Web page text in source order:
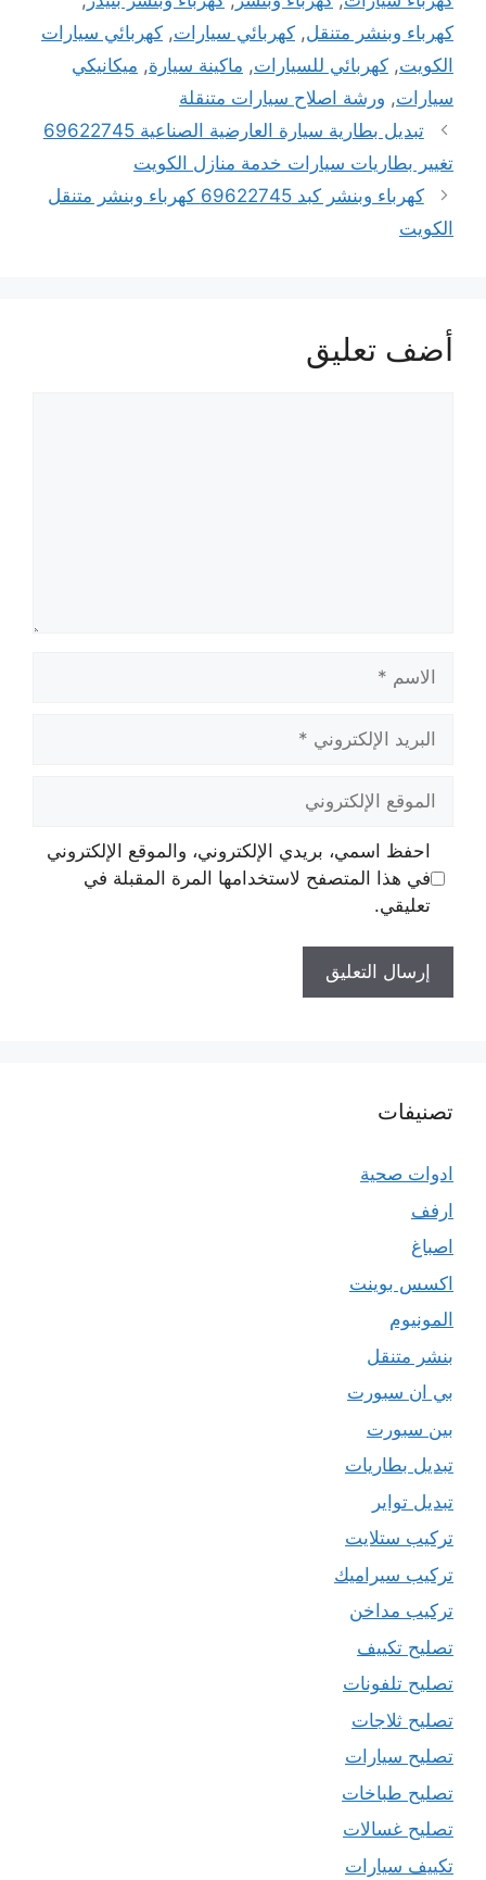
كهرباء وبنشر متنقل, كهربائي سيارات, كهربائي سيارات
الكويت, كهربائي للسيارات, ماكينة سيارة, ميكانيكي
سيارات, ورشة اصلاح سيارات متنقلة
تبديل بطارية سيارة العارضية الصناعية 69622745
تغيير بطاريات سيارات خدمة منازل الكويت
كهرباء وبنشر كبد 69622745 كهرباء وبنشر متنقل
الكويت
أضف تعليق
الإلكتروني
الإلكتروني
احفظ اسمي، بريدي الإلكتروني، والموقع الإلكتروني
في هذا المتصفح لاستخدامها المرة المقبلة في
تعليقي.
تصنيفات
ادوات صحية
ارفف
اصباغ
اكسس بوينت
المونيوم
بنشر متنقل
بي ان سبورت
بين سبورت
تبديل بطاريات
تبديل تواير
تركيب ستلايت
تركيب سيراميك
تركيب مداخن
تصليح تكييف
تصليح تلفونات
تصليح ثلاجات
تصليح سيارات
تصليح طباخات
تصليح غسالات
تكييف سيارات